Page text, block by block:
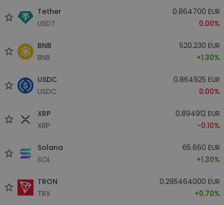
Tether
USDT
0.864700 EUR
0.00%
BNB
BNB
520.230 EUR
+1.30%
USDC
USDC
0.864925 EUR
0.00%
XRP
XRP
0.894912 EUR
-0.10%
Solana
SOL
65.660 EUR
+1.30%
TRON
TRX
0.285464000 EUR
+0.70%